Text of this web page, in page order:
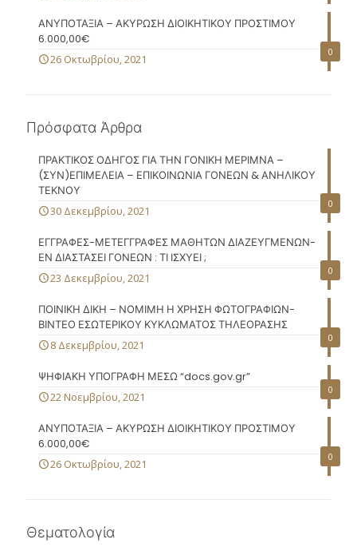
0
ΑΝΥΠΟΤΑΞΙΑ – ΑΚΥΡΩΣΗ ΔΙΟΙΚΗΤΙΚΟΥ ΠΡΟΣΤΙΜΟΥ
6.000,00€
26 Οκτωβρίου, 2021
Πρόσφατα Άρθρα
0
ΠΡΑΚΤΙΚΟΣ ΟΔΗΓΟΣ ΓΙΑ ΤΗΝ ΓΟΝΙΚΗ ΜΕΡΙΜΝΑ –
(ΣΥΝ)ΕΠΙΜΕΛΕΙΑ – ΕΠΙΚΟΙΝΩΝΙΑ ΓΟΝΕΩΝ & ΑΝΗΛΙΚΟΥ
ΤΕΚΝΟΥ
30 Δεκεμβρίου, 2021
0
ΕΓΓΡΑΦΕΣ-ΜΕΤΕΓΓΡΑΦΕΣ ΜΑΘΗΤΩΝ ΔΙΑΖΕΥΓΜΕΝΩΝ-
ΕΝ ΔΙΑΣΤΑΣΕΙ ΓΟΝΕΩΝ : ΤΙ ΙΣΧΥΕΙ ;
23 Δεκεμβρίου, 2021
0
ΠΟΙΝΙΚΗ ΔΙΚΗ – ΝΟΜΙΜΗ Η ΧΡΗΣΗ ΦΩΤΟΓΡΑΦΙΩΝ-
ΒΙΝΤΕΟ ΕΣΩΤΕΡΙΚΟΥ ΚΥΚΛΩΜΑΤΟΣ ΤΗΛΕΟΡΑΣΗΣ
8 Δεκεμβρίου, 2021
0
ΨΗΦΙΑΚΗ ΥΠΟΓΡΑΦΗ ΜΕΣΩ “docs.gov.gr”
22 Νοεμβρίου, 2021
0
ΑΝΥΠΟΤΑΞΙΑ – ΑΚΥΡΩΣΗ ΔΙΟΙΚΗΤΙΚΟΥ ΠΡΟΣΤΙΜΟΥ
6.000,00€
26 Οκτωβρίου, 2021
Θεματολογία